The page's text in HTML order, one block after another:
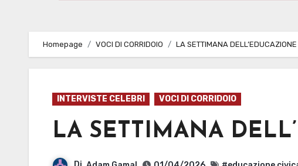
Homepage VOCI DI CORRIDOIO LA SETTIMANA
INTERVISTE CELEBRI VOCI DI CORRIDOIO
LA SETTIMANA